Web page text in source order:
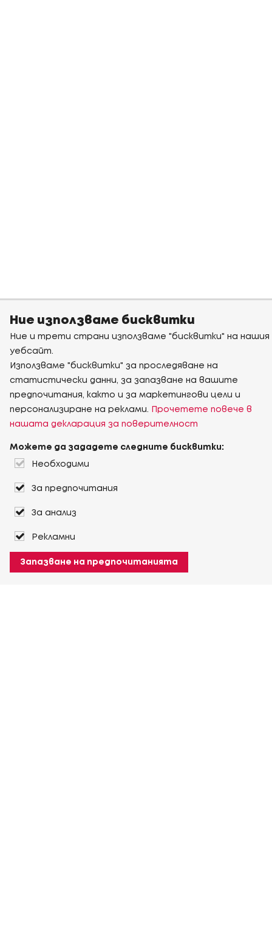
Ние използваме бисквитки
Ние и трети страни използваме "бисквитки" на нашия
уебсайт.
Използваме "бисквитки" за проследяване на
статистически данни, за запазване на вашите
предпочитания, както и за маркетингови цели и
персонализиране на реклами.
Прочетете повече в
нашата декларация за поверителност
Можете да зададете следните бисквитки:
Необходими
За предпочитания
За анализ
Рекламни
Запазване на предпочитанията